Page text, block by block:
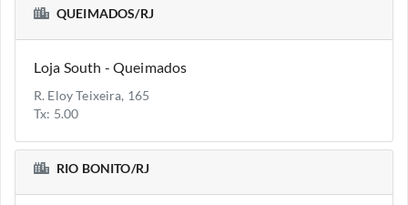
QUEIMADOS/RJ
Loja South - Queimados
R. Eloy Teixeira, 165
Tx: 5.00
RIO BONITO/RJ